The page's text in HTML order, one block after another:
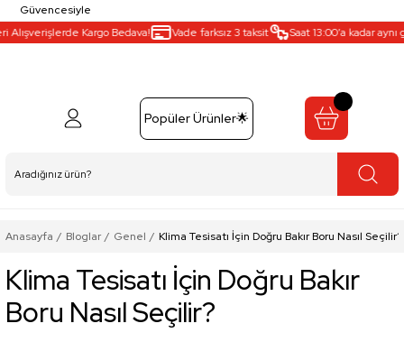
Güvencesiyle
Kargo Bedava!
Vade farksız 3 taksit Saat 13:00’a kadar aynı
Popüler Ürünler🌟
Anasayfa Bloglar Genel Klima Tesisatı İçin Doğru Bakır Boru Nasıl Seçilir?
Klima Tesisatı İçin Doğru Bakır
Boru Nasıl Seçilir?